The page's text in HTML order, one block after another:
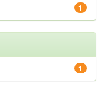
1
1